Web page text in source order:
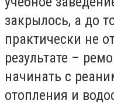
закрылось, а до
практически не
результате –
начинать с
отопления и